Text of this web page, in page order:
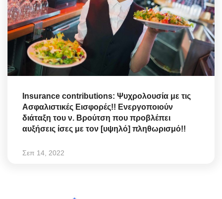
Insurance contributions: Ψυχρολουσία με τις
Ασφαλιστικές Εισφορές!! Ενεργοποιούν
διάταξη του ν. Βρούτση που προβλέπει
αυξήσεις ίσες με τον [υψηλό] πληθωρισμό!!
Σεπ 14, 2022